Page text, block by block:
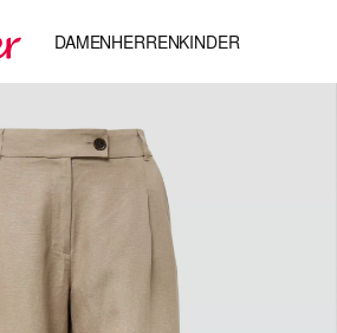
DAMENHERRENKINDER